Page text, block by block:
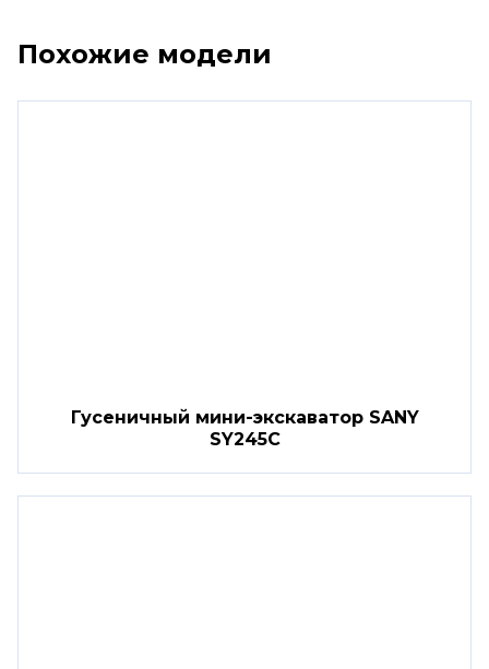
Похожие модели
Гусеничный мини-экскаватор SANY
SY245C